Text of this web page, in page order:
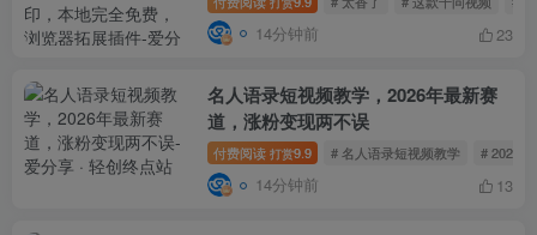
14分钟前 23
名人语录短视频教学，2026年最新赛
道，涨粉变现两不误
付费阅读 打赏9.9 # 名人语录短视频教学 # 2026
14分钟前 13